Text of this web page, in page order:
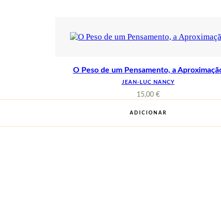
O Peso de um Pensamento, a
JEAN-LUC NANCY
15,00 €
ADICIONAR